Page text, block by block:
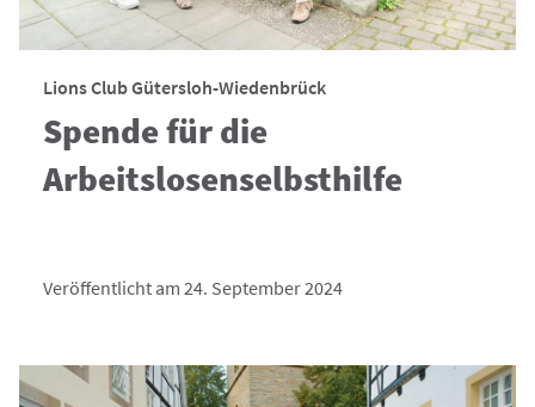
Lions Club Gütersloh-Wiedenbrück
Spende für die
Arbeitslosenselbsthilfe
Veröffentlicht am 24. September 2024